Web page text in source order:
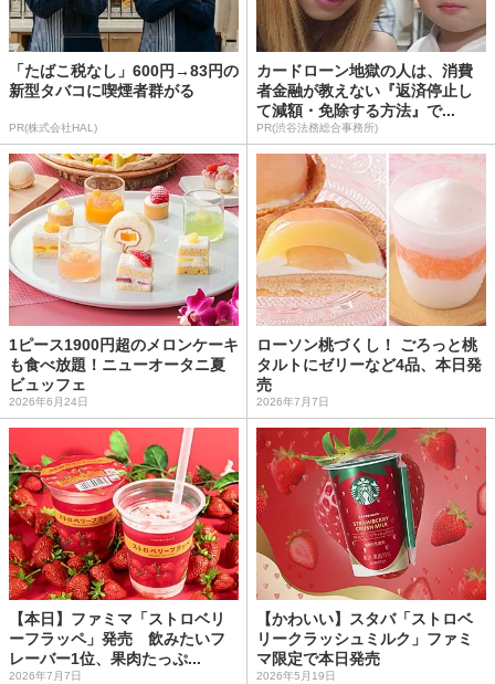
「たばこ税なし」600円→83円の
新型タバコに喫煙者群がる
PR(株式会社HAL)
カードローン地獄の人は、消費
者金融が教えない『返済停止し
て減額・免除する方法』で...
PR(渋谷法務総合事務所)
1ピース1900円超のメロンケーキ
も食べ放題！ニューオータニ夏
ビュッフェ
2026年6月24日
ローソン桃づくし！ ごろっと桃
タルトにゼリーなど4品、本日発
売
2026年7月7日
【本日】ファミマ「ストロベリ
ーフラッペ」発売 飲みたいフ
レーバー1位、果肉たっぷ...
2026年7月7日
【かわいい】スタバ「ストロベ
リークラッシュミルク」ファミ
マ限定で本日発売
2026年5月19日